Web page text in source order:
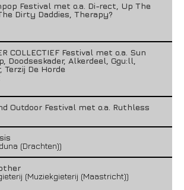
Festival met o.a. Di-rect, Up The
Dirty Daddies, Therapy?
COLLECTIEF Festival met o.a. Sun
Doodseskader, Alkerdeel, Ggu:ll,
Terzij De Horde
Outdoor Festival met o.a. Ruthless
(Drachten))
(Muziekgieterij (Maastricht))